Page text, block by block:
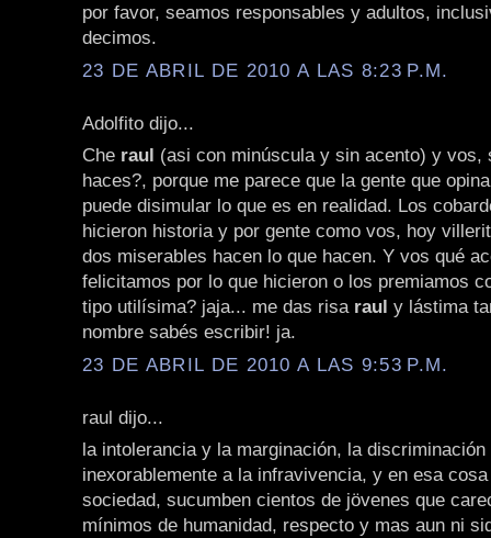
por favor, seamos responsables y adultos,
decimos.
23 DE ABRIL DE 2010 A LAS 8:23 P.M.
Adolfito dijo...
Che raul (asi con minúscula y sin acento) y vos,
haces?, porque me parece que la gente que
puede disimular lo que es en realidad. Los
hicieron historia y por gente como vos, hoy
dos miserables hacen lo que hacen. Y vos qué
felicitamos por lo que hicieron o los premiamos
tipo utilísima? jaja... me das risa raul y lástima
nombre sabés escribir! ja.
23 DE ABRIL DE 2010 A LAS 9:53 P.M.
raul dijo...
la intolerancia y la marginación, la
inexorablemente a la infravivencia, y en esa
sociedad, sucumben cientos de jövenes que
mínimos de humanidad, respecto y mas aun ni